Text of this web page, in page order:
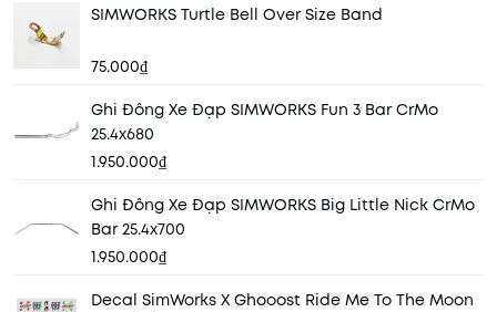
SIMWORKS Turtle Bell Over Size Band
75.000₫
Ghi Đông Xe Đạp SIMWORKS Fun 3 Bar CrMo
25.4x680
1.950.000₫
Ghi Đông Xe Đạp SIMWORKS Big Little Nick CrMo
Bar 25.4x700
1.950.000₫
Decal SimWorks X Ghooost Ride Me To The Moon